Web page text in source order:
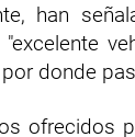
han
donde
ofrecidos